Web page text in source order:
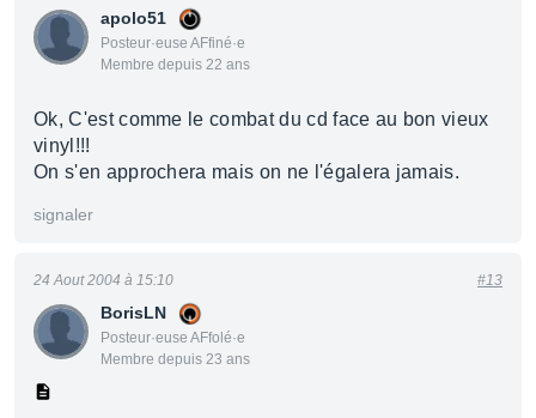
apolo51
Posteur·euse AFfiné·e
Membre depuis 22 ans
Ok, C'est comme le combat du cd face au bon vieux
vinyl!!!
On s'en approchera mais on ne l'égalera jamais.
signaler
BorisLN
Posteur·euse AFfolé·e
Membre depuis 23 ans
24 Aout 2004 à 15:10 #13